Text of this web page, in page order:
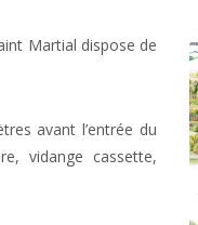
Martial dispose de
avant l’entrée du
vidange cassette,